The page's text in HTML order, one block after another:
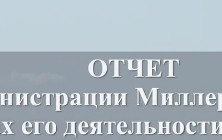
Глава Администрации
Миллеровского района
отчитался о работе за 2025 год
перед жителями Мальчевского
сельского поселения